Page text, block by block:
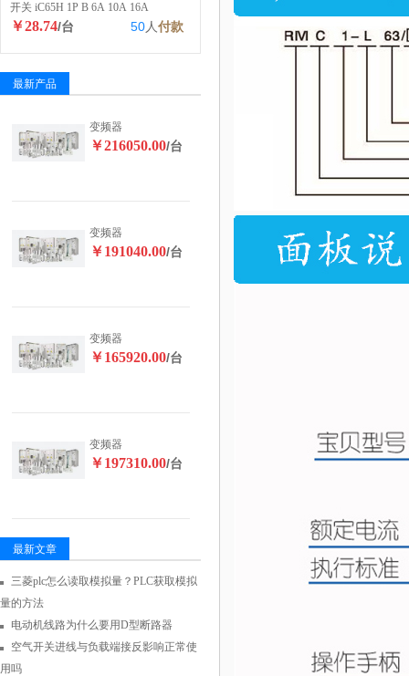
开关 iC65H 1P B 6A 10A 16A
￥28.74/台 50人付款
最新产品
变频器
￥216050.00/台
变频器
￥191040.00/台
变频器
￥165920.00/台
变频器
￥197310.00/台
最新文章
三菱plc怎么读取模拟量？PLC获取模拟
量的方法
电动机线路为什么要用D型断路器
空气开关进线与负载端接反影响正常使
用吗